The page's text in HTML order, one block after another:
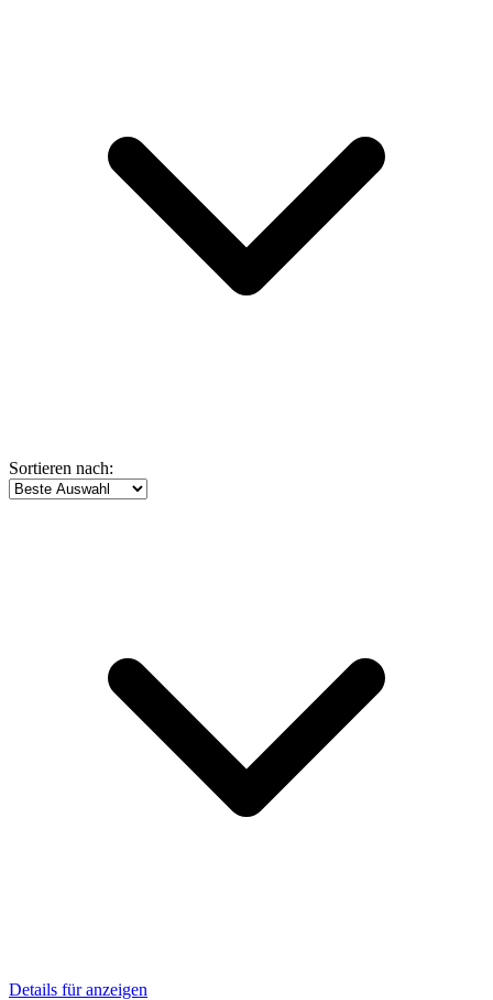
Sortieren nach:
Details für anzeigen